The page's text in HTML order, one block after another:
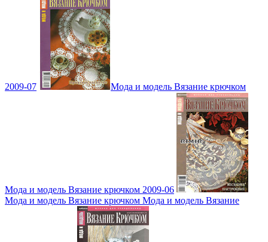
2009-07 Мода и модель Вязание крючком
Мода и модель Вязание крючком 2009-06
Мода и модель Вязание крючком Мода и модель Вязание